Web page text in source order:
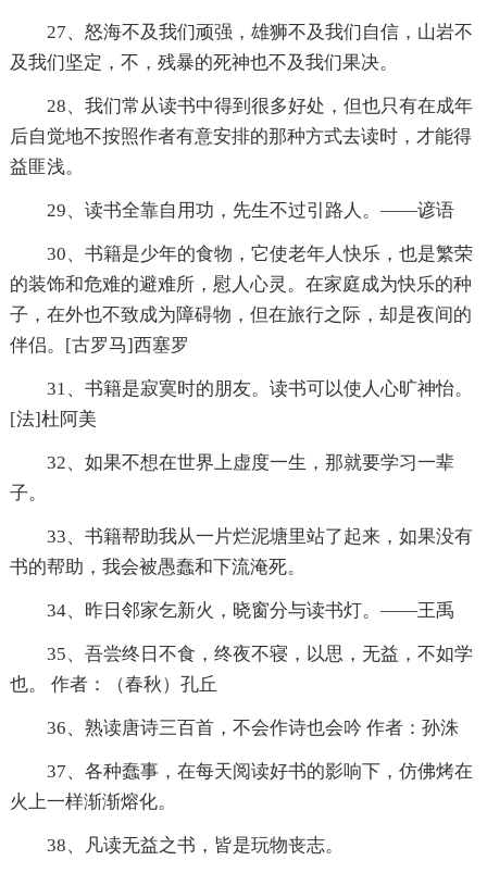
27、怒海不及我们顽强，雄狮不及我们自信，山岩不
及我们坚定，不，残暴的死神也不及我们果决。
28、我们常从读书中得到很多好处，但也只有在成年
后自觉地不按照作者有意安排的那种方式去读时，才能得
益匪浅。
29、读书全靠自用功，先生不过引路人。——谚语
30、书籍是少年的食物，它使老年人快乐，也是繁荣
的装饰和危难的避难所，慰人心灵。在家庭成为快乐的种
子，在外也不致成为障碍物，但在旅行之际，却是夜间的
伴侣。[古罗马]西塞罗
31、书籍是寂寞时的朋友。读书可以使人心旷神怡。
[法]杜阿美
32、如果不想在世界上虚度一生，那就要学习一辈
子。
33、书籍帮助我从一片烂泥塘里站了起来，如果没有
书的帮助，我会被愚蠢和下流淹死。
34、昨日邻家乞新火，晓窗分与读书灯。——王禹
35、吾尝终日不食，终夜不寝，以思，无益，不如学
也。 作者：（春秋）孔丘
36、熟读唐诗三百首，不会作诗也会吟 作者：孙洙
37、各种蠢事，在每天阅读好书的影响下，仿佛烤在
火上一样渐渐熔化。
38、凡读无益之书，皆是玩物丧志。